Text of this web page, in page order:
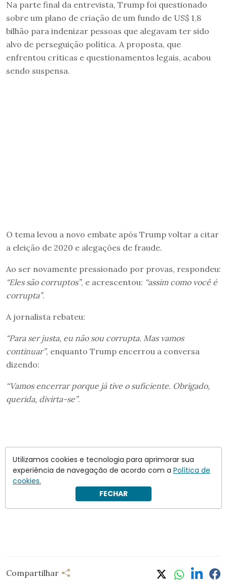
Na parte final da entrevista, Trump foi questionado
sobre um plano de criação de um fundo de US$ 1,8
bilhão para indenizar pessoas que alegavam ter sido
alvo de perseguição política. A proposta, que
enfrentou críticas e questionamentos legais, acabou
sendo suspensa.
O tema levou a novo embate após Trump voltar a citar
a eleição de 2020 e alegações de fraude.
Ao ser novamente pressionado por provas, respondeu:
“Eles são corruptos”, e acrescentou: “assim como você é
corrupta”.
A jornalista rebateu:
“Para ser justa, eu não sou corrupta. Mas vamos
continuar”, enquanto Trump encerrou a conversa
dizendo:
“Vamos encerrar porque já tive o suficiente. Obrigado,
querida, divirta-se”.
Compartilhar
Utilizamos cookies e tecnologia para aprimorar sua
experiência de navegação de acordo com a Política de
cookies.
FECHAR